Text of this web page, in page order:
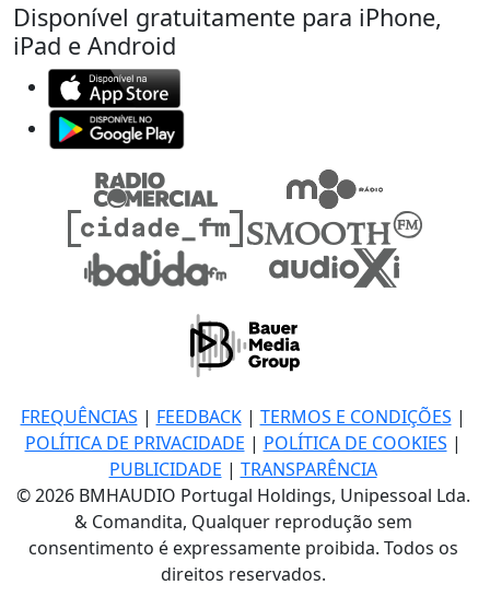
Disponível gratuitamente para iPhone,
iPad e Android
FREQUÊNCIAS | FEEDBACK| TERMOS E CONDIÇÕES |
POLÍTICA DE PRIVACIDADE | POLÍTICA DE COOKIES |
PUBLICIDADE | TRANSPARÊNCIA
© 2026 BMHAUDIO Portugal Holdings, Unipessoal Lda.
& Comandita, Qualquer reprodução sem
consentimento é expressamente proibida. Todos os
direitos reservados.